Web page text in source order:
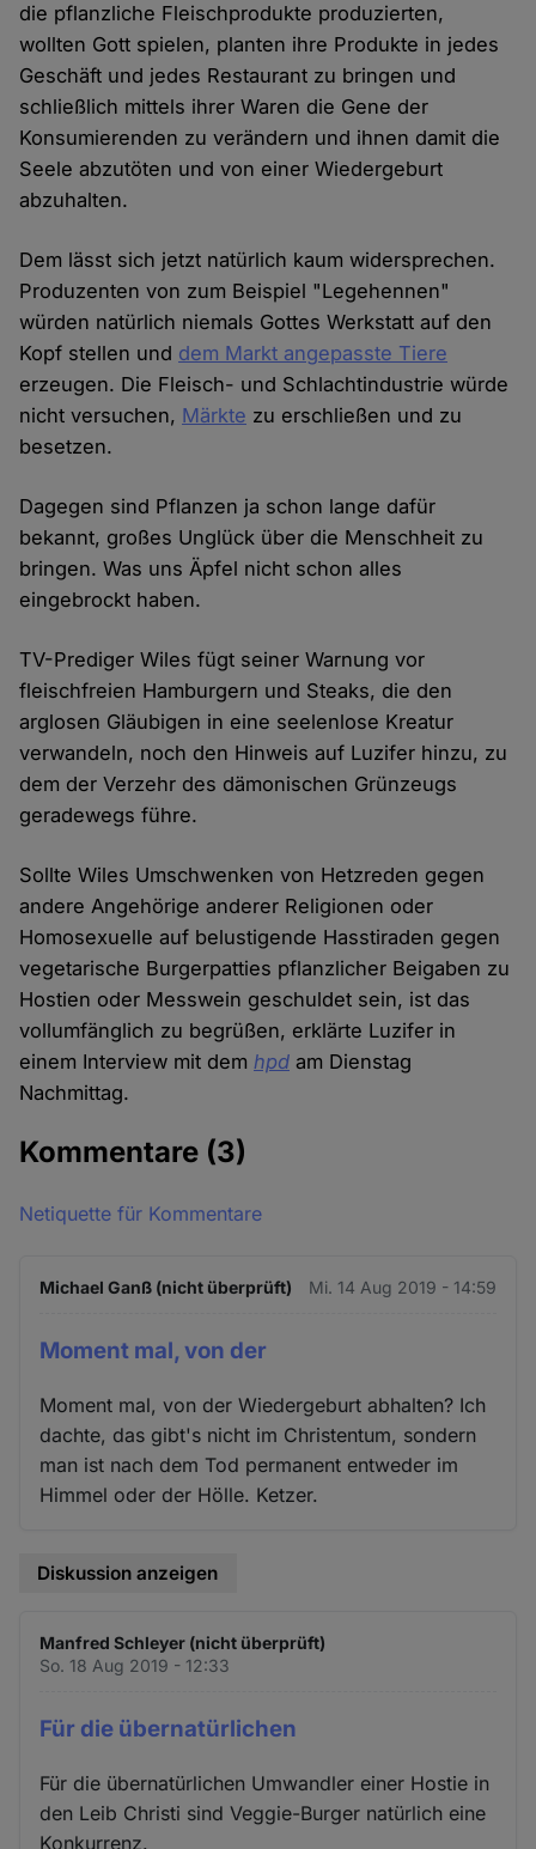
die pflanzliche Fleischprodukte produzierten,
wollten Gott spielen, planten ihre Produkte in jedes
Geschäft und jedes Restaurant zu bringen und
schließlich mittels ihrer Waren die Gene der
Konsumierenden zu verändern und ihnen damit die
Seele abzutöten und von einer Wiedergeburt
abzuhalten.
Dem lässt sich jetzt natürlich kaum widersprechen.
Produzenten von zum Beispiel "Legehennen"
würden natürlich niemals Gottes Werkstatt auf den
Kopf stellen und dem Markt angepasste Tiere
erzeugen. Die Fleisch- und Schlachtindustrie würde
nicht versuchen, Märkte zu erschließen und zu
besetzen.
Dagegen sind Pflanzen ja schon lange dafür
bekannt, großes Unglück über die Menschheit zu
bringen. Was uns Äpfel nicht schon alles
eingebrockt haben.
TV-Prediger Wiles fügt seiner Warnung vor
fleischfreien Hamburgern und Steaks, die den
arglosen Gläubigen in eine seelenlose Kreatur
verwandeln, noch den Hinweis auf Luzifer hinzu, zu
dem der Verzehr des dämonischen Grünzeugs
geradewegs führe.
Sollte Wiles Umschwenken von Hetzreden gegen
andere Angehörige anderer Religionen oder
Homosexuelle auf belustigende Hasstiraden gegen
vegetarische Burgerpatties pflanzlicher Beigaben zu
Hostien oder Messwein geschuldet sein, ist das
vollumfänglich zu begrüßen, erklärte Luzifer in
einem Interview mit demhpd am Dienstag
Nachmittag.
Kommentare (3)
Netiquette für Kommentare
Michael Ganß (nicht überprüft) Mi. 14 Aug 2019 - 14:59
Moment mal, von der
Moment mal, von der Wiedergeburt abhalten? Ich
dachte, das gibt's nicht im Christentum, sondern
man ist nach dem Tod permanent entweder im
Himmel oder der Hölle. Ketzer.
Diskussion anzeigen
Manfred Schleyer (nicht überprüft)
So. 18 Aug 2019 - 12:33
Für die übernatürlichen
Für die übernatürlichen Umwandler einer Hostie in
den Leib Christi sind Veggie-Burger natürlich eine
Konkurrenz.